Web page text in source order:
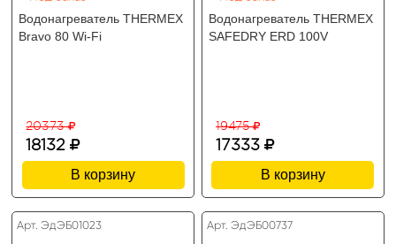
Водонагреватель THERMEX
Bravo 80 Wi-Fi
20373
18132
В корзину
Водонагреватель THERMEX
SAFEDRY ERD 100V
19475
17333
В корзину
Арт. ЭдЭБ01023 Арт. ЭдЭБ00737